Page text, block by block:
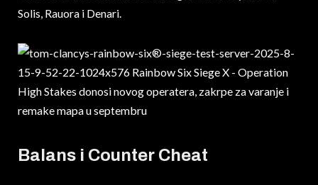
Solis, Rauora i Denari.
Balans i Counter Cheat